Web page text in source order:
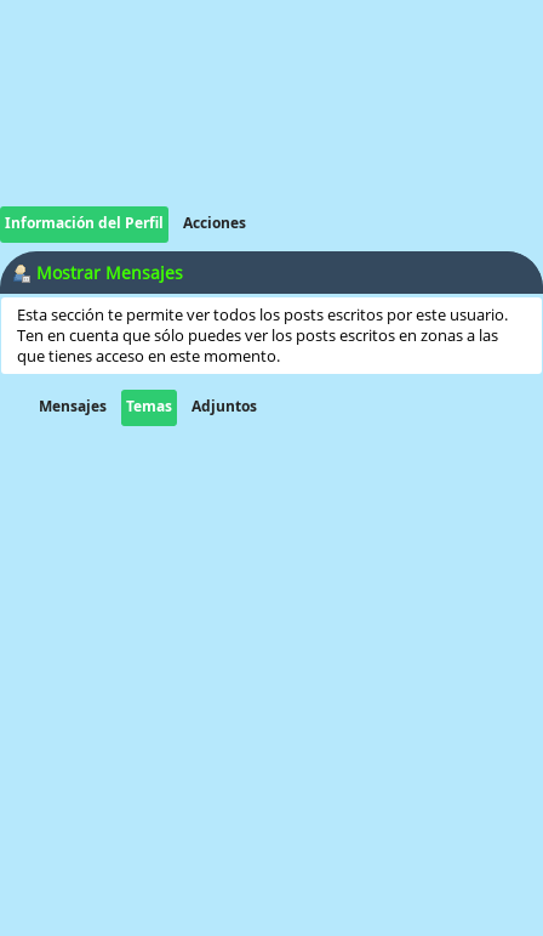
Información del Perfil Acciones
Mostrar Mensajes
Esta sección te permite ver todos los posts escritos por este usuario.
Ten en cuenta que sólo puedes ver los posts escritos en zonas a las
que tienes acceso en este momento.
Mensajes Temas Adjuntos